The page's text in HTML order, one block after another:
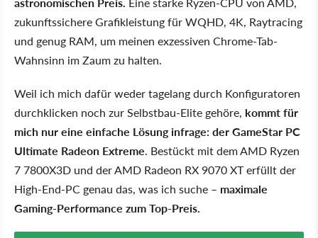
zukunftssichere Grafikleistung für WQHD, 4K, Raytracing
und genug RAM, um meinen exzessiven Chrome-Tab-
Wahnsinn im Zaum zu halten.
Weil ich mich dafür weder tagelang durch Konfiguratoren
durchklicken noch zur Selbstbau-Elite gehöre, kommt für
mich nur eine einfache Lösung infrage: der GameStar PC
Ultimate Radeon Extreme. Bestückt mit dem AMD Ryzen
7 7800X3D und der AMD Radeon RX 9070 XT erfüllt der
High-End-PC genau das, was ich suche – maximale
Gaming-Performance zum Top-Preis.